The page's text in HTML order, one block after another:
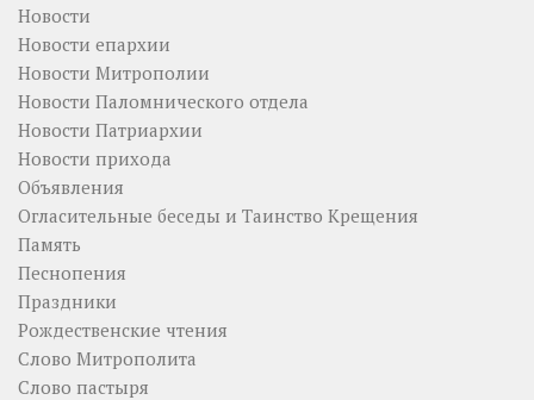
Новости
Новости епархии
Новости Митрополии
Новости Паломнического отдела
Новости Патриархии
Новости прихода
Объявления
Огласительные беседы и Таинство Крещения
Память
Песнопения
Праздники
Рождественские чтения
Слово Митрополита
Слово пастыря